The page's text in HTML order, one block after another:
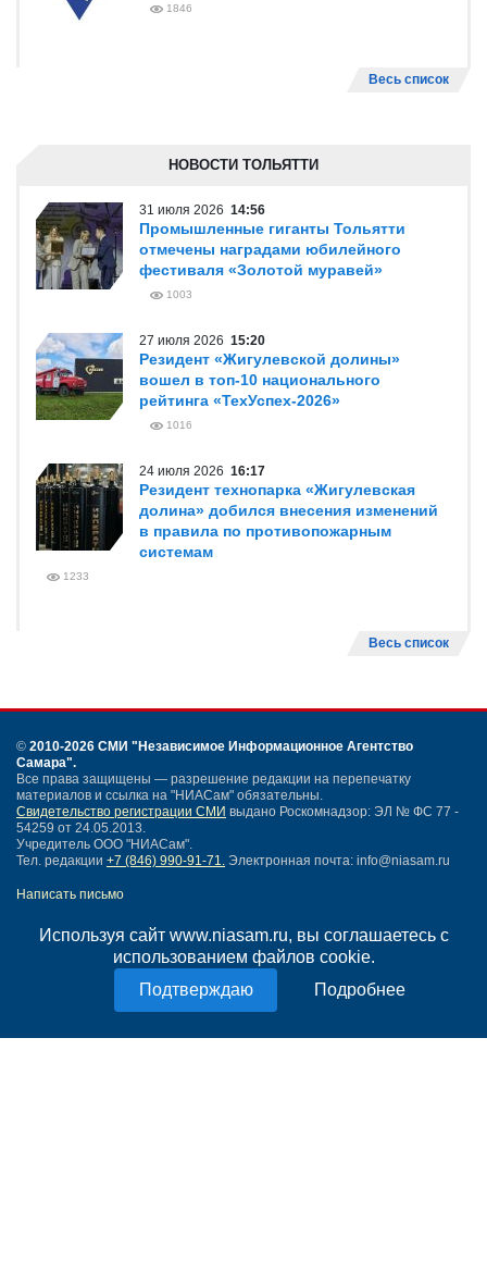
Используя сайт www.niasam.ru, вы соглашаетесь с
использованием файлов cookie.
Подробнее
1846
Весь список
НОВОСТИ ТОЛЬЯТТИ
31 июля 2026 14:56
Промышленные гиганты Тольятти
отмечены наградами юбилейного
фестиваля «Золотой муравей»
1003
27 июля 2026 15:20
Резидент «Жигулевской долины»
вошел в топ-10 национального
рейтинга «ТехУспех-2026»
1016
24 июля 2026 16:17
Резидент технопарка «Жигулевская
долина» добился внесения изменений
в правила по противопожарным
системам
1233
Весь список
© 2010-2026 СМИ "Независимое Информационное Агентство
Самара".
Все права защищены — разрешение редакции на перепечатку
материалов и ссылка на "НИАСам" обязательны.
Свидетельство регистрации СМИ выдано Роскомнадзор: ЭЛ № ФС 77 -
54259 от 24.05.2013.
Учредитель ООО "НИАСам".
Тел. редакции +7 (846) 990-91-71. Электронная почта: info@niasam.ru
Написать письмо
Нашли ошибку?
Политика конфиденциальности
Согласие на обработку персональных данных